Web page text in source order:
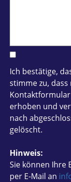
Ich bestätige,
stimme zu,
erhoben und
nach
gelöscht.
Hinweis:
Sie können Ihre
per E-Mail an